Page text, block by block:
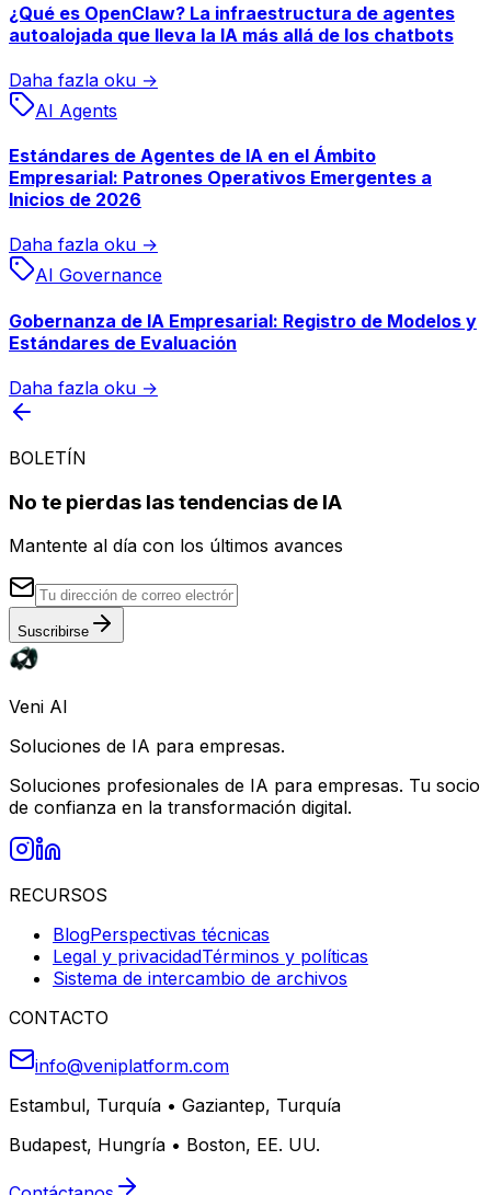
¿Qué es OpenClaw? La infraestructura de agentes
autoalojada que lleva la IA más allá de los chatbots
Daha fazla oku →
AI Agents
Estándares de Agentes de IA en el Ámbito
Empresarial: Patrones Operativos Emergentes a
Inicios de 2026
Daha fazla oku →
AI Governance
Gobernanza de IA Empresarial: Registro de Modelos y
Estándares de Evaluación
Daha fazla oku →
BOLETÍN
No te pierdas las tendencias de IA
Mantente al día con los últimos avances
Suscribirse
Veni AI
Soluciones de IA para empresas.
Soluciones profesionales de IA para empresas. Tu socio
de confianza en la transformación digital.
RECURSOS
BlogPerspectivas técnicas
Legal y privacidadTérminos y políticas
Sistema de intercambio de archivos
CONTACTO
info@veniplatform.com
Estambul, Turquía • Gaziantep, Turquía
Budapest, Hungría • Boston, EE. UU.